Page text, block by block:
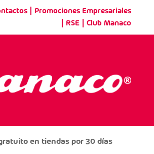
Promociones Empresariales
RSE |Club Manaco
en tiendas por 30 días